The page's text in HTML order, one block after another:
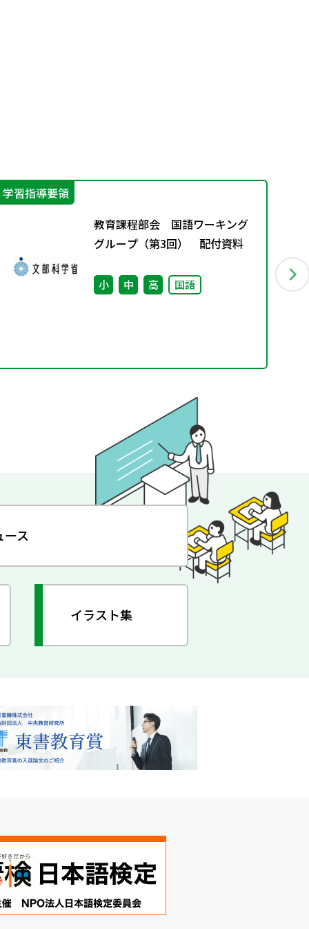
学習指導要領
教育課程部会 国語ワーキング
グループ（第3回） 配付資料
小 中 高 国語
ース
イラスト集